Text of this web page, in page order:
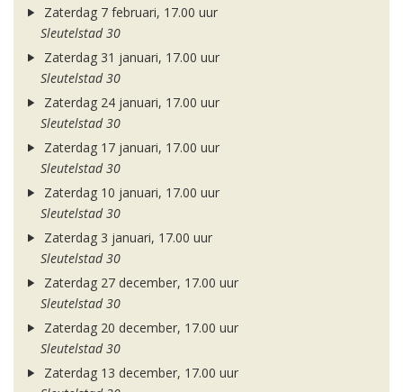
Zaterdag 7 februari, 17.00 uur
Sleutelstad 30
Zaterdag 31 januari, 17.00 uur
Sleutelstad 30
Zaterdag 24 januari, 17.00 uur
Sleutelstad 30
Zaterdag 17 januari, 17.00 uur
Sleutelstad 30
Zaterdag 10 januari, 17.00 uur
Sleutelstad 30
Zaterdag 3 januari, 17.00 uur
Sleutelstad 30
Zaterdag 27 december, 17.00 uur
Sleutelstad 30
Zaterdag 20 december, 17.00 uur
Sleutelstad 30
Zaterdag 13 december, 17.00 uur